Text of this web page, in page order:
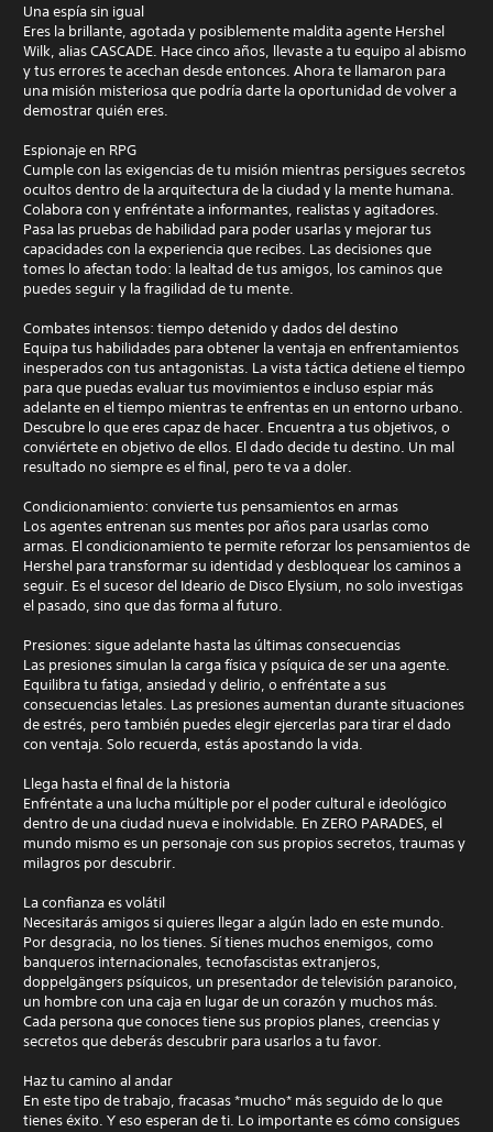
Una espía sin igual
Eres la brillante, agotada y posiblemente maldita agente Hershel
Wilk, alias CASCADE. Hace cinco años, llevaste a tu equipo al abismo
y tus errores te acechan desde entonces. Ahora te llamaron para
una misión misteriosa que podría darte la oportunidad de volver a
demostrar quién eres.
Espionaje en RPG
Cumple con las exigencias de tu misión mientras persigues secretos
ocultos dentro de la arquitectura de la ciudad y la mente humana.
Colabora con y enfréntate a informantes, realistas y agitadores.
Pasa las pruebas de habilidad para poder usarlas y mejorar tus
capacidades con la experiencia que recibes. Las decisiones que
tomes lo afectan todo: la lealtad de tus amigos, los caminos que
puedes seguir y la fragilidad de tu mente.
Combates intensos: tiempo detenido y dados del destino
Equipa tus habilidades para obtener la ventaja en enfrentamientos
inesperados con tus antagonistas. La vista táctica detiene el tiempo
para que puedas evaluar tus movimientos e incluso espiar más
adelante en el tiempo mientras te enfrentas en un entorno urbano.
Descubre lo que eres capaz de hacer. Encuentra a tus objetivos, o
conviértete en objetivo de ellos. El dado decide tu destino. Un mal
resultado no siempre es el final, pero te va a doler.
Condicionamiento: convierte tus pensamientos en armas
Los agentes entrenan sus mentes por años para usarlas como
armas. El condicionamiento te permite reforzar los pensamientos de
Hershel para transformar su identidad y desbloquear los caminos a
seguir. Es el sucesor del Ideario de Disco Elysium, no solo investigas
el pasado, sino que das forma al futuro.
Presiones: sigue adelante hasta las últimas consecuencias
Las presiones simulan la carga física y psíquica de ser una agente.
Equilibra tu fatiga, ansiedad y delirio, o enfréntate a sus
consecuencias letales. Las presiones aumentan durante situaciones
de estrés, pero también puedes elegir ejercerlas para tirar el dado
con ventaja. Solo recuerda, estás apostando la vida.
Llega hasta el final de la historia
Enfréntate a una lucha múltiple por el poder cultural e ideológico
dentro de una ciudad nueva e inolvidable. En ZERO PARADES, el
mundo mismo es un personaje con sus propios secretos, traumas y
milagros por descubrir.
La confianza es volátil
Necesitarás amigos si quieres llegar a algún lado en este mundo.
Por desgracia, no los tienes. Sí tienes muchos enemigos, como
banqueros internacionales, tecnofascistas extranjeros,
doppelgängers psíquicos, un presentador de televisión paranoico,
un hombre con una caja en lugar de un corazón y muchos más.
Cada persona que conoces tiene sus propios planes, creencias y
secretos que deberás descubrir para usarlos a tu favor.
Haz tu camino al andar
En este tipo de trabajo, fracasas *mucho* más seguido de lo que
tienes éxito. Y eso esperan de ti. Lo importante es cómo consigues